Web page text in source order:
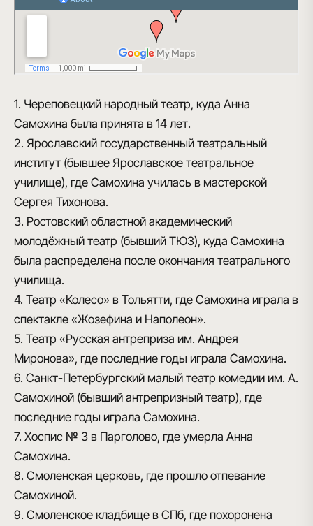
1. Череповецкий народный театр, куда Анна
Самохина была принята в 14 лет.
2. Ярославский государственный театральный
институт (бывшее Ярославское театральное
училище), где Самохина училась в мастерской
Сергея Тихонова.
3. Ростовский областной академический
молодёжный театр (бывший ТЮЗ), куда Самохина
была распределена после окончания театрального
училища.
4. Театр «Колесо» в Тольятти, где Самохина играла в
спектакле «Жозефина и Наполеон».
5. Театр «Русская антреприза им. Андрея
Миронова», где последние годы играла Самохина.
6. Санкт-Петербургский малый театр комедии им. А.
Самохиной (бывший антрепризный театр), где
последние годы играла Самохина.
7. Хоспис № 3 в Парголово, где умерла Анна
Самохина.
8. Смоленская церковь, где прошло отпевание
Самохиной.
9. Смоленское кладбище в СПб, где похоронена